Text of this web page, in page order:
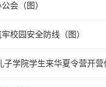
会（图）
校园安全防线（图）
学院学生来华夏令营开营